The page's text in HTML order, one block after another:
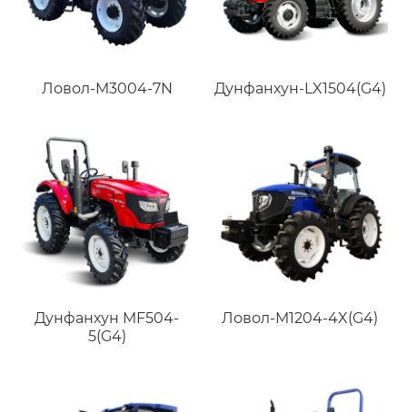
Ловол-M3004-7N Дунфанхун-LX1504(G4)
Дунфанхун MF504-
5(G4)
Ловол-M1204-4X(G4)